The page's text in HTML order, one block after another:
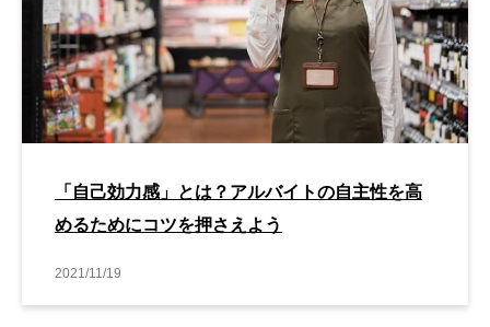
「自己効力感」とは？アルバイトの自主性を高
めるためにコツを押さえよう
2021/11/19